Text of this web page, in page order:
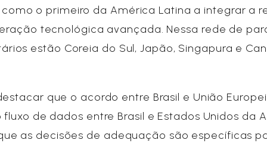
o primeiro da América Latina a integrar a
tecnológica avançada. Nessa rede de
estão Coreia do Sul, Japão, Singapura e
que o acordo entre Brasil e União
fluxo de dados entre Brasil e Estados Unidos da
as decisões de adequação são específicas